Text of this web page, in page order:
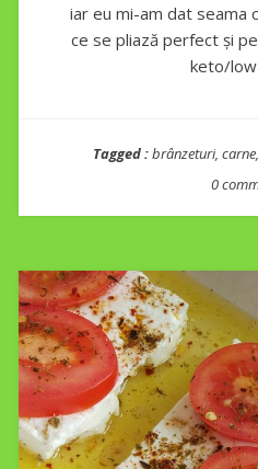
iar eu mi-am dat seama
ce se pliază perfect și
keto/
Tagged :brânzeturi, carne,
0